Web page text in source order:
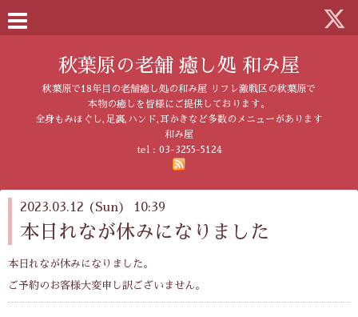
秋葉原の老舗 癒し処 和み屋
秋葉原で18年目の老舗癒し処の和み屋 リフレ激戦区の秋葉原で
本物の癒しを皆様にご提供しております。
全身もみほぐし,足裏,ハンド,耳かきなど多数のメニューがあります
和み屋
tel : 03-3255-5124
2023.03.12 (Sun) 10:39
本日れなが休みになりました
本日れなが休みになりました。
ご予約のお客様大変申し訳ございません。